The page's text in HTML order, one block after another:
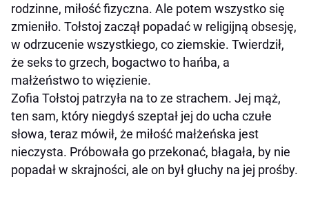
rodzinne, miłość fizyczna. Ale potem wszystko się
zmieniło. Tołstoj zaczął popadać w religijną obsesję,
w odrzucenie wszystkiego, co ziemskie. Twierdził,
że seks to grzech, bogactwo to hańba, a
małżeństwo to więzienie.
Zofia Tołstoj patrzyła na to ze strachem. Jej mąż,
ten sam, który niegdyś szeptał jej do ucha czułe
słowa, teraz mówił, że miłość małżeńska jest
nieczysta. Próbowała go przekonać, błagała, by nie
popadał w skrajności, ale on był głuchy na jej prośby.